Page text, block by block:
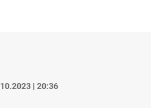
| 20:36